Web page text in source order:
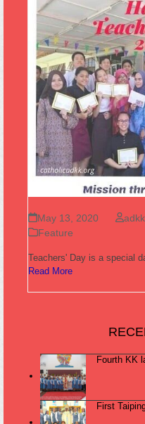
May 13, 2020
Feature
Teachers' Day is a special
Read More
Fourth KK
First